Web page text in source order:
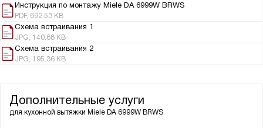
Инструкция по монтажу Miele DA 6999W BRWS
PDF, 692.53 KB
Схема встраивания 1
JPG, 140.68 KB
Схема встраивания 2
JPG, 195.36 KB
Дополнительные услуги
для кухонной вытяжки Miele DA 6999W BRWS